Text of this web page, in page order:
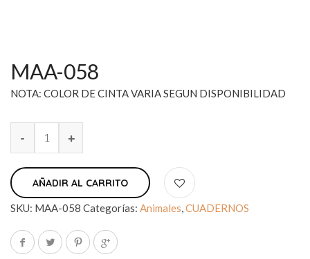
MAA-058
NOTA: COLOR DE CINTA VARIA SEGUN DISPONIBILIDAD
AÑADIR AL CARRITO
SKU: MAA-058 Categorías: Animales,CUADERNOS